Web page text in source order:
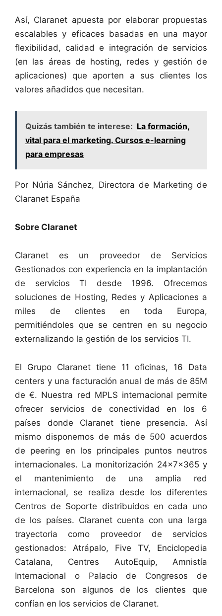
Así, Claranet apuesta por elaborar propuestas
escalables y eficaces basadas en una mayor
flexibilidad, calidad e integración de servicios
(en las áreas de hosting, redes y gestión de
aplicaciones) que aporten a sus clientes los
valores añadidos que necesitan.
Quizás también te interese: La formación,
vital para el marketing. Cursos e-learning
para empresas
Por Núria Sánchez, Directora de Marketing de
Claranet España
Sobre Claranet
Claranet es un proveedor de Servicios
Gestionados con experiencia en la implantación
de servicios TI desde 1996. Ofrecemos
soluciones de Hosting, Redes y Aplicaciones a
miles de clientes en toda Europa,
permitiéndoles que se centren en su negocio
externalizando la gestión de los servicios TI.
El Grupo Claranet tiene 11 oficinas, 16 Data
centers y una facturación anual de más de 85M
de €. Nuestra red MPLS internacional permite
ofrecer servicios de conectividad en los 6
países donde Claranet tiene presencia. Así
mismo disponemos de más de 500 acuerdos
de peering en los principales puntos neutros
internacionales. La monitorización 24x7x365 y
el mantenimiento de una amplia red
internacional, se realiza desde los diferentes
Centros de Soporte distribuidos en cada uno
de los países. Claranet cuenta con una larga
trayectoria como proveedor de servicios
gestionados: Atrápalo, Five TV, Enciclopedia
Catalana, Centres AutoEquip, Amnistía
Internacional o Palacio de Congresos de
Barcelona son algunos de los clientes que
confían en los servicios de Claranet.